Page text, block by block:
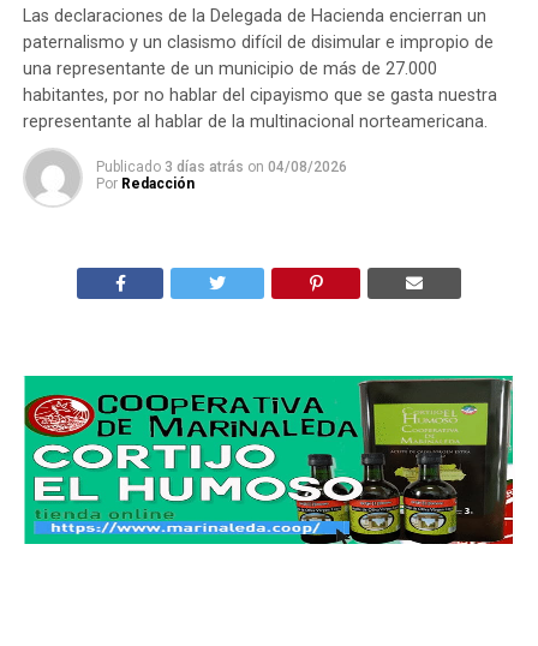
Las declaraciones de la Delegada de Hacienda encierran un
paternalismo y un clasismo difícil de disimular e impropio de
una representante de un municipio de más de 27.000
habitantes, por no hablar del cipayismo que se gasta nuestra
representante al hablar de la multinacional norteamericana.
Publicado 3 días atrás on 04/08/2026
Por Redacción